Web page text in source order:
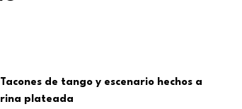
de tango y escenario hechos a
plateada